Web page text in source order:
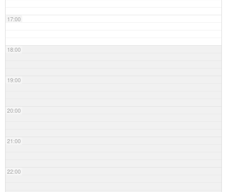
17:00
18:00
19:00
20:00
21:00
22:00